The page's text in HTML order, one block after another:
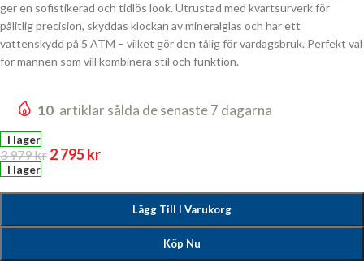
ger en sofistikerad och tidlös look. Utrustad med kvartsurverk för
pålitlig precision, skyddas klockan av mineralglas och har ett
vattenskydd på 5 ATM – vilket gör den tålig för vardagsbruk. Perfekt val
för mannen som vill kombinera stil och funktion.
10 artiklar sålda de senaste 7 dagarna
I lager
3 979kr 2 795kr
I lager
Lägg Till I Varukorg
Köp Nu